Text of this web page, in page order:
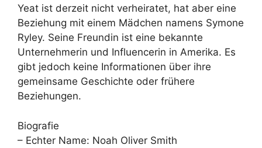
Yeat ist derzeit nicht verheiratet, hat aber eine
Beziehung mit einem Mädchen namens Symone
Ryley. Seine Freundin ist eine bekannte
Unternehmerin und Influencerin in Amerika. Es
gibt jedoch keine Informationen über ihre
gemeinsame Geschichte oder frühere
Beziehungen.
Biografie
– Echter Name: Noah Oliver Smith